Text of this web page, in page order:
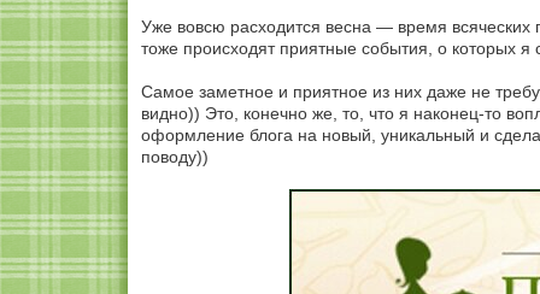
Уже вовсю расходится весна — время
тоже происходят приятные события, о которых я
Самое заметное и приятное из них даже не
видно)) Это, конечно же, то, что я наконец-то
оформление блога на новый, уникальный и
поводу))